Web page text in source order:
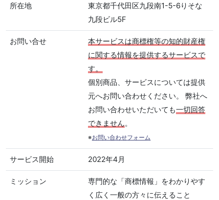
所在地
東京都千代田区九段南1-5-6りそな
九段ビル5F
お問い合せ
本サービスは商標権等の知的財産権
に関する情報を提供するサービスで
す。
個別商品、サービスについては提供
元へお問い合わせください。 弊社へ
お問い合わせいただいても一切回答
できません。
※お問い合わせフォーム
サービス開始 2022年4月
ミッション
専門的な「商標情報」をわかりやす
く広く一般の方々に伝えること